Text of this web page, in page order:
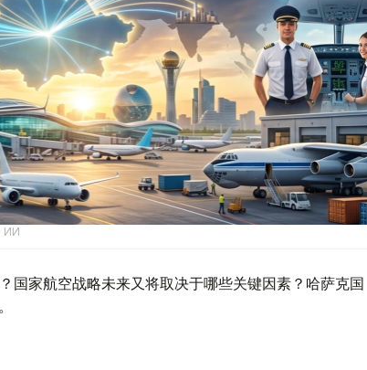
ИИ
国家航空战略未来又将取决于哪些关键因素？哈萨克国